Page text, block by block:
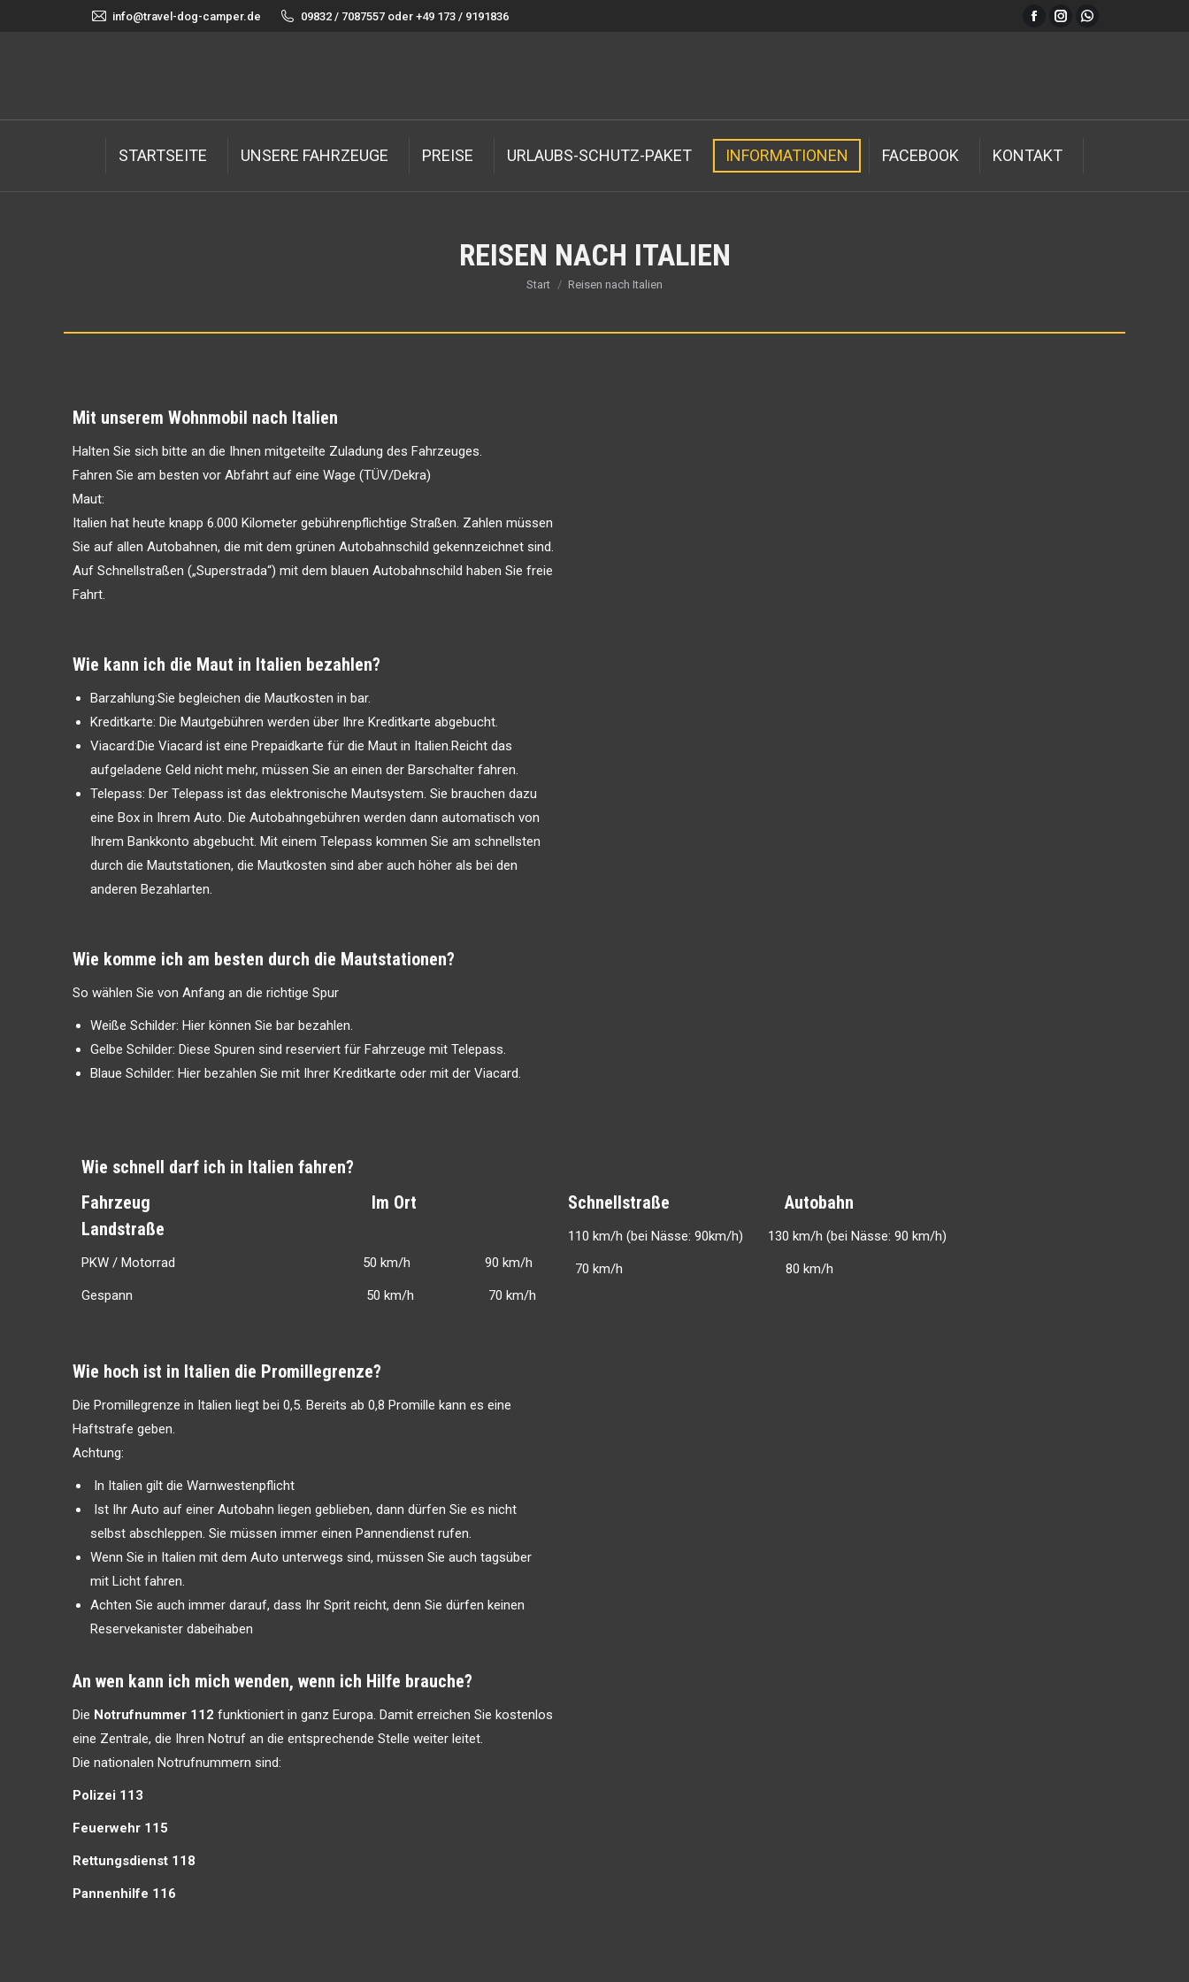
info@travel-dog-camper.de 09832 / 7087557 oder +49 173 / 9191836
STARTSEITE UNSERE FAHRZEUGE PREISE URLAUBS-SCHUTZ-PAKET INFORMATIONEN FACEBOOK KONTAKT
REISEN NACH ITALIEN
Sie befinden sich hier:
Start Reisen nach Italien
Mit unserem Wohnmobil nach Italien
Halten Sie sich bitte an die Ihnen mitgeteilte Zuladung des Fahrzeuges.
Fahren Sie am besten vor Abfahrt auf eine Wage (TÜV/Dekra)
Maut:
Italien hat heute knapp 6.000 Kilometer gebührenpflichtige Straßen. Zahlen müssen
Sie auf allen Autobahnen, die mit dem grünen Autobahnschild gekennzeichnet sind.
Auf Schnellstraßen („Superstrada“) mit dem blauen Autobahnschild haben Sie freie
Fahrt.
Wie kann ich die Maut in Italien bezahlen?
Barzahlung:Sie begleichen die Mautkosten in bar.
Kreditkarte: Die Mautgebühren werden über Ihre Kreditkarte abgebucht.
Viacard:Die Viacard ist eine Prepaidkarte für die Maut in Italien.Reicht das
aufgeladene Geld nicht mehr, müssen Sie an einen der Barschalter fahren.
Telepass: Der Telepass ist das elektronische Mautsystem. Sie brauchen dazu
eine Box in Ihrem Auto. Die Autobahngebühren werden dann automatisch von
Ihrem Bankkonto abgebucht. Mit einem Telepass kommen Sie am schnellsten
durch die Mautstationen, die Mautkosten sind aber auch höher als bei den
anderen Bezahlarten.
Wie komme ich am besten durch die Mautstationen?
So wählen Sie von Anfang an die richtige Spur
Weiße Schilder: Hier können Sie bar bezahlen.
Gelbe Schilder: Diese Spuren sind reserviert für Fahrzeuge mit Telepass.
Blaue Schilder: Hier bezahlen Sie mit Ihrer Kreditkarte oder mit der Viacard.
Wie schnell darf ich in Italien fahren?
Fahrzeug Im Ort
Landstraße
PKW / Motorrad 50 km/h 90 km/h
Gespann 50 km/h 70 km/h
Schnellstraße Autobahn
110 km/h (bei Nässe: 90km/h) 130 km/h (bei Nässe: 90 km/h)
70 km/h 80 km/h
Wie hoch ist in Italien die Promillegrenze?
Die Promillegrenze in Italien liegt bei 0,5. Bereits ab 0,8 Promille kann es eine
Haftstrafe geben.
Achtung:
In Italien gilt die Warnwestenpflicht
Ist Ihr Auto auf einer Autobahn liegen geblieben, dann dürfen Sie es nicht
selbst abschleppen. Sie müssen immer einen Pannendienst rufen.
Wenn Sie in Italien mit dem Auto unterwegs sind, müssen Sie auch tagsüber
mit Licht fahren.
Achten Sie auch immer darauf, dass Ihr Sprit reicht, denn Sie dürfen keinen
Reservekanister dabeihaben
An wen kann ich mich wenden, wenn ich Hilfe brauche?
Die Notrufnummer 112 funktioniert in ganz Europa. Damit erreichen Sie kostenlos
eine Zentrale, die Ihren Notruf an die entsprechende Stelle weiter leitet.
Die nationalen Notrufnummern sind:
Polizei 113
Feuerwehr 115
Rettungsdienst 118
Pannenhilfe 116